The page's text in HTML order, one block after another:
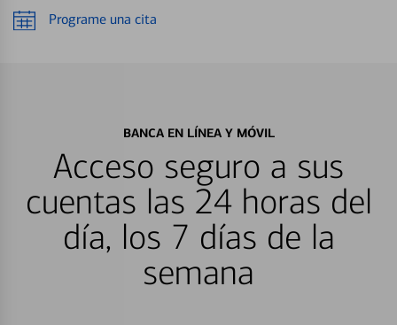
Programe una cita
BANCA EN LÍNEA Y MÓVIL
Acceso seguro a sus
cuentas las 24 horas del
día, los 7 días de la
semana